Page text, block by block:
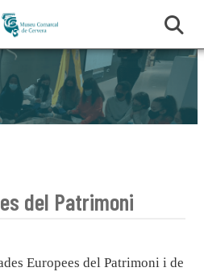
del Patrimoni
Europees del Patrimoni i de